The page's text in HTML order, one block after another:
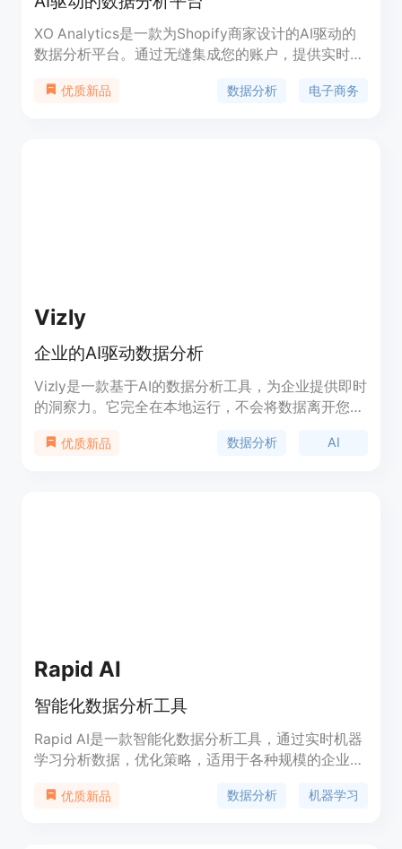
XO Analytics是一款为Shopify商家设计的AI驱动的
数据分析平台。通过无缝集成您的账户，提供实时的
发现增长机会，从而提升电子商务业务的增长。价格
优质新品 数据分析 电子商务
Vizly
企业的AI驱动数据分析
Vizly是一款基于AI的数据分析工具，为企业提供即时
的洞察力。它完全在本地运行，不会将数据离开您的
并提供广泛的可视化选项，以帮助您了解数据。您可
优质新品 数据分析 AI
Rapid AI
智能化数据分析工具
Rapid AI是一款智能化数据分析工具，通过实时机器
学习分析数据，优化策略，适用于各种规模的企业。
点。提供定制化、专业支持的AI工具，帮助企业提升
优质新品 数据分析 机器学习